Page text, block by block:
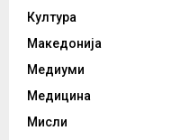
Култура
Македонија
Медиуми
Медицина
Мисли